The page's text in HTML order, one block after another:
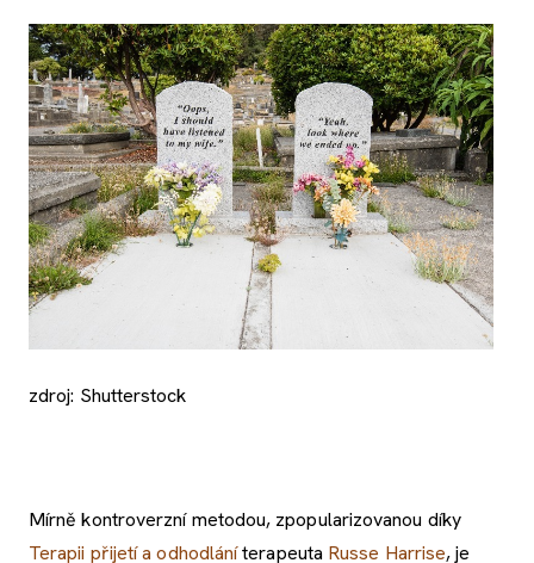
zdroj: Shutterstock
Mírně kontroverzní metodou, zpopularizovanou díky
Terapii přijetí a odhodláníterapeuta Russe Harrise, je